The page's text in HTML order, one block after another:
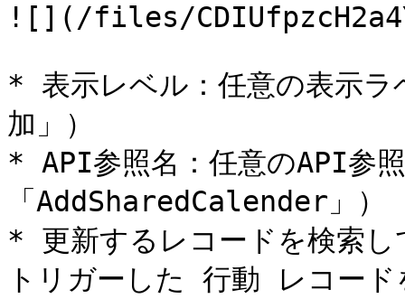
![](/files/
* 表示レベル：任意の表示
加」）
* API参照名：任意のAPI参
「AddSharedCalender」）
* 更新するレコードを検索し
トリガーした 行動 レコード